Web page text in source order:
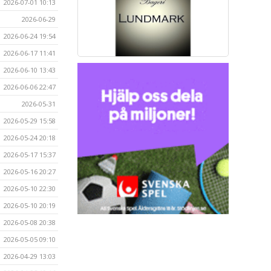
2026-07-01 10:13
2026-06-29
2026-06-24 19:54
2026-06-17 11:41
2026-06-10 13:43
2026-06-06 22:47
2026-05-31
2026-05-29 15:58
2026-05-24 20:18
2026-05-17 15:37
2026-05-16 20:27
2026-05-10 22:30
2026-05-10 20:19
2026-05-08 20:38
2026-05-05 09:10
2026-04-29 13:03